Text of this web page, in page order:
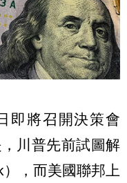
即將召開決策會
川普先前試圖解
，而美國聯邦上